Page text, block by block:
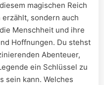
‌magischen Reich⁤
​sondern auch
Menschheit ​und ihre
Hoffnungen. Du stehst
Abenteuer,⁤
ein Schlüssel zu
sein kann. Welches